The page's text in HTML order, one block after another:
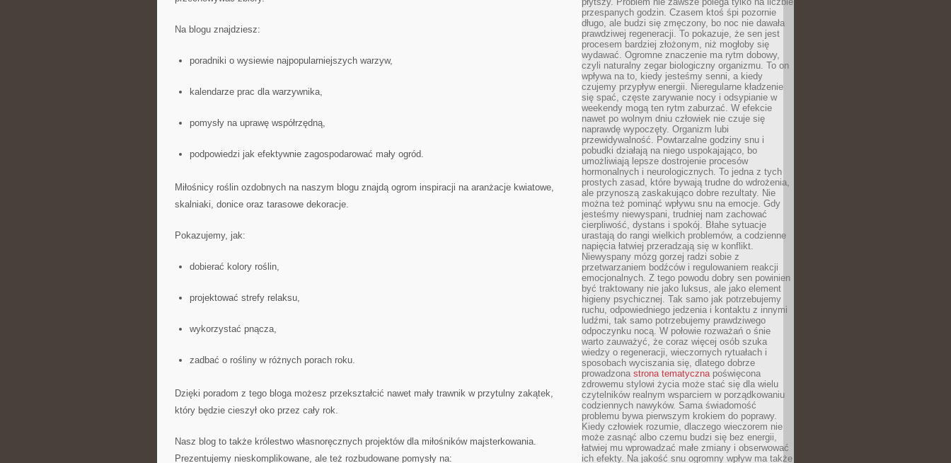
Na blogu znajdziesz:
poradniki o wysiewie najpopularniejszych warzyw,
kalendarze prac dla warzywnika,
pomysły na uprawę współrzędną,
podpowiedzi jak efektywnie zagospodarować mały ogród.
Miłośnicy roślin ozdobnych na naszym blogu znajdą ogrom inspiracji na aranżacje kwiatowe,
skalniaki, donice oraz tarasowe dekoracje.
Pokazujemy, jak:
dobierać kolory roślin,
projektować strefy relaksu,
wykorzystać pnącza,
zadbać o rośliny w różnych porach roku.
Dzięki poradom z tego bloga możesz przekształcić nawet mały trawnik w przytulny zakątek,
który będzie cieszył oko przez cały rok.
Nasz blog to także królestwo własnoręcznych projektów dla miłośników majsterkowania.
Prezentujemy nieskomplikowane, ale też rozbudowane pomysły na:
przespanych godzin. Czasem ktoś śpi pozornie
długo, ale budzi się zmęczony, bo noc nie dawała
prawdziwej regeneracji. To pokazuje, że sen jest
procesem bardziej złożonym, niż mogłoby się
wydawać. Ogromne znaczenie ma rytm dobowy,
czyli naturalny zegar biologiczny organizmu. To on
wpływa na to, kiedy jesteśmy senni, a kiedy
czujemy przypływ energii. Nieregularne kładzenie
się spać, częste zarywanie nocy i odsypianie w
weekendy mogą ten rytm zaburzać. W efekcie
nawet po wolnym dniu człowiek nie czuje się
naprawdę wypoczęty. Organizm lubi
przewidywalność. Powtarzalne godziny snu i
pobudki działają na niego uspokajająco, bo
umożliwiają lepsze dostrojenie procesów
hormonalnych i neurologicznych. To jedna z tych
prostych zasad, które bywają trudne do wdrożenia,
ale przynoszą zaskakująco dobre rezultaty. Nie
można też pominąć wpływu snu na emocje. Gdy
jesteśmy niewyspani, trudniej nam zachować
cierpliwość, dystans i spokój. Błahe sytuacje
urastają do rangi wielkich problemów, a codzienne
napięcia łatwiej przeradzają się w konflikt.
Niewyspany mózg gorzej radzi sobie z
przetwarzaniem bodźców i regulowaniem reakcji
emocjonalnych. Z tego powodu dobry sen powinien
być traktowany nie jako luksus, ale jako element
higieny psychicznej. Tak samo jak potrzebujemy
ruchu, odpowiedniego jedzenia i kontaktu z innymi
ludźmi, tak samo potrzebujemy prawdziwego
odpoczynku nocą. W połowie rozważań o śnie
warto zauważyć, że coraz więcej osób szuka
wiedzy o regeneracji, wieczornych rytuałach i
sposobach wyciszania się, dlatego dobrze
prowadzona strona tematycznapoświęcona
zdrowemu stylowi życia może stać się dla wielu
czytelników realnym wsparciem w porządkowaniu
codziennych nawyków. Sama świadomość
problemu bywa pierwszym krokiem do poprawy.
Kiedy człowiek rozumie, dlaczego wieczorem nie
może zasnąć albo czemu budzi się bez energii,
łatwiej mu wprowadzać małe zmiany i obserwować
ich efekty. Na jakość snu ogromny wpływ ma także